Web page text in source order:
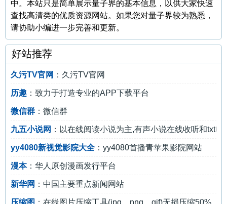
中。本站只是简单展示量子界的基本信息，以供大家快速
查找高清类的优质资源网站。如果您对量子界较为熟悉，
请协助小编进一步完善和更新。
好站推荐
久污TV官网 ：久污TV官网
历趣 ：致力于打造专业的APP下载平台
微信群 ：微信群
九五小说网 ：以在线阅读小说为主,有声小说在线收听和txt电
yy4080新视觉影院大全 ：yy4080首播青苹果影院网站
漫本：华人原创漫画发行平台
新华网 ：中国主要重点新闻网站
压缩图 ：在线图片压缩工具(jpg、png、gif)无损压缩50%